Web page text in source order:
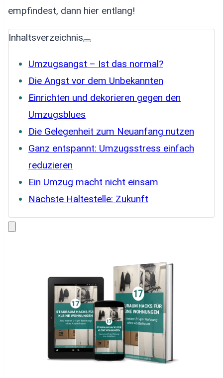
empfindest, dann hier entlang!
Inhaltsverzeichnis
Umzugsangst – Ist das normal?
Die Angst vor dem Unbekannten
Einrichten und dekorieren gegen den
Umzugsblues
Die Gelegenheit zum Neuanfang nutzen
Ganz entspannt: Umzugsstress einfach
reduzieren
Ein Umzug macht nicht einsam
Nächste Haltestelle: Zukunft